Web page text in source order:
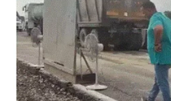
നിസാൻ ടെക്ടൺ; ടീസർ
എത്തി